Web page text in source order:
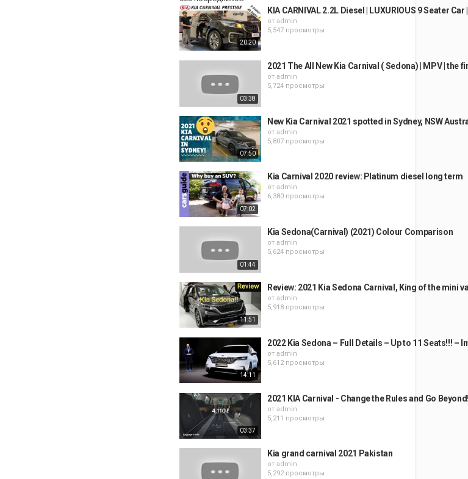
20:20
KIA CARNIVAL 2.2L Diesel | LUXURIOUS 9 Seater
от admin
5,547 просмотры
03:38
2021 The All New Kia Carnival ( Sedona) | MPV | the
от admin
5,724 просмотры
07:50
New Kia Carnival 2021 spotted in Sydney, NSW
от admin
5,807 просмотры
07:02
Kia Carnival 2020 review: Platinum diesel long term
от admin
6,380 просмотры
01:44
Kia Sedona(Carnival) (2021) Colour Comparison
от admin
5,624 просмотры
11:51
Review: 2021 Kia Sedona Carnival, King of the mini
от admin
5,918 просмотры
14:11
2022 Kia Sedona – Full Details – Up to 11 Seats!!! –
от admin
5,612 просмотры
03:37
2021 KIA Carnival - Change the Rules and Go
от admin
5,211 просмотры
Kia grand carnival 2021 Pakistan
от admin
5,292 просмотры